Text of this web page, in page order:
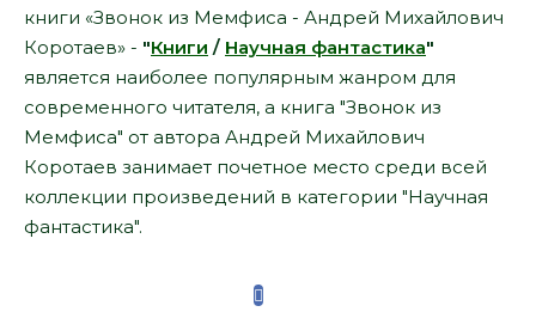
книги «Звонок из Мемфиса - Андрей Михайлович
Коротаев» - "Книги / Научная фантастика"
является наиболее популярным жанром для
современного читателя, а книга "Звонок из
Мемфиса" от автора Андрей Михайлович
Коротаев занимает почетное место среди всей
коллекции произведений в категории "Научная
фантастика".